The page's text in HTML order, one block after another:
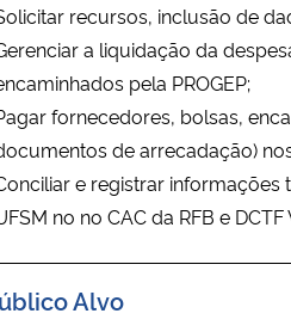
olicitar recursos, inclusão de
erenciar a liquidação da
pela PROGEP;
agar fornecedores, bolsas,
de arrecadação)
onciliar e registrar informações
no no CAC da RFB e
Alvo